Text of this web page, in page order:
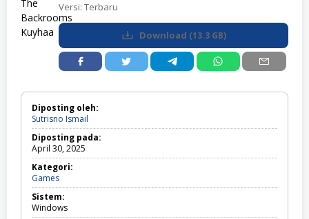
Versi: Terbaru
Download (13.3 GB)
Diposting oleh:
Sutrisno Ismail
Diposting pada:
April 30, 2025
Kategori:
GamesGames
Sistem:
Windows